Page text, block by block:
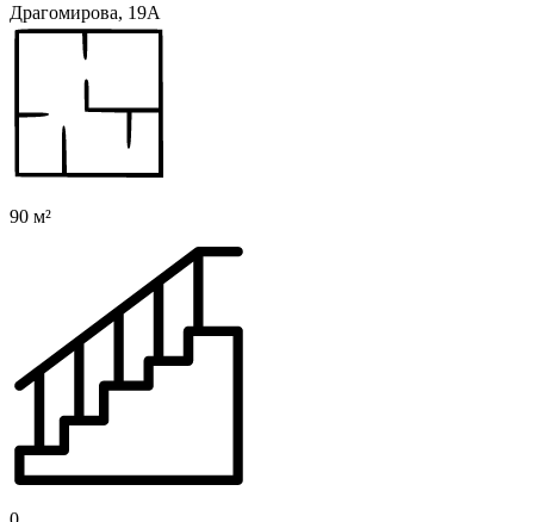
Драгомирова, 19А
90 м²